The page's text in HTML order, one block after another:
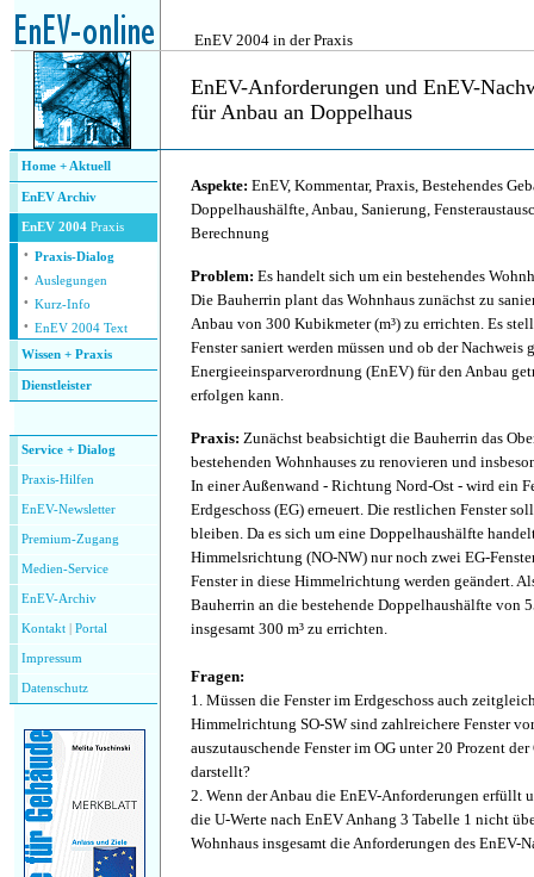
EnEV 2004 in der Praxis
EnEV-Anforderungen und EnEV-
für Anbau an Doppelhaus
Home + Aktuell
EnEV Archiv
EnEV 2004 Praxis
· Praxis-Dialog
· Auslegungen
· Kurz-Info
· EnEV 2004 Text
Wissen + Praxis
Dienstleister
Service + Dialog
Praxis-Hilfen
EnEV-Newsletter
Premium-Zugang
Medien-Service
EnEV-Archiv
Kontakt Portal
Impressum
Datenschutz
Aspekte: EnEV, Kommentar, Praxis, Bestehendes
Doppelhaushälfte, Anbau, Sanierung,
Berechnung
Problem: Es handelt sich um ein bestehendes
Die Bauherrin plant das Wohnhaus zunächst zu
Anbau von 300 Kubikmeter (m³) zu errichten. Es
Fenster saniert werden müssen und ob der Nachweis
Energieeinsparverordnung (EnEV) für den Anbau
erfolgen kann.
Praxis: Zunächst beabsichtigt die Bauherrin das
bestehenden Wohnhauses zu renovieren und
In einer Außenwand - Richtung Nord-Ost - wird ein
Erdgeschoss (EG) erneuert. Die restlichen Fenster
bleiben. Da es sich um eine Doppelhaushälfte
Himmelsrichtung (NO-NW) nur noch zwei EG-
Fenster in diese Himmelrichtung werden geändert.
Bauherrin an die bestehende Doppelhaushälfte von
insgesamt 300 m³ zu errichten.
Fragen:
1. Müssen die Fenster im Erdgeschoss auch
Himmelrichtung SO-SW sind zahlreichere Fenster
auszutauschende Fenster im OG unter 20 Prozent
darstellt?
2. Wenn der Anbau die EnEV-Anforderungen erfüllt
die U-Werte nach EnEV Anhang 3 Tabelle 1 nicht
Wohnhaus insgesamt die Anforderungen des EnEV-